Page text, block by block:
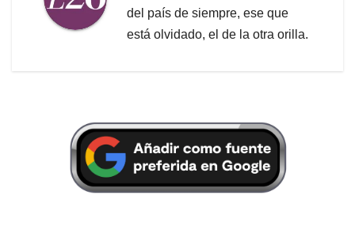
del país de siempre, ese que
está olvidado, el de la otra orilla.